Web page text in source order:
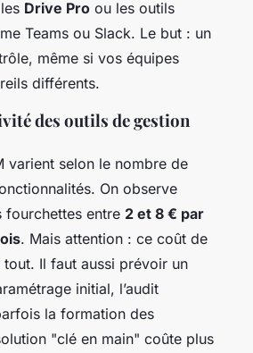
Drive Pro ou les outils
Teams ou Slack. Le but : un
même si vos équipes
différents.
des outils de gestion
varient selon le nombre de
On observe
fourchettes entre 2 et 8 € par
. Mais attention : ce coût de
Il faut aussi prévoir un
initial, l’audit
la formation des
"clé en main" coûte plus